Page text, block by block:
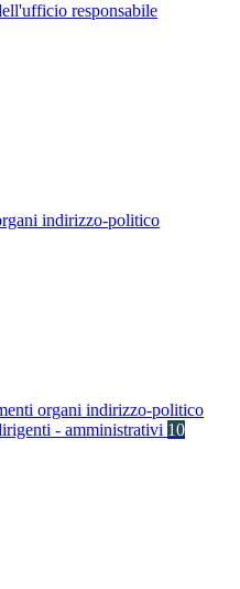
responsabile
indirizzo-politico
organi indirizzo-politico
- amministrativi 10